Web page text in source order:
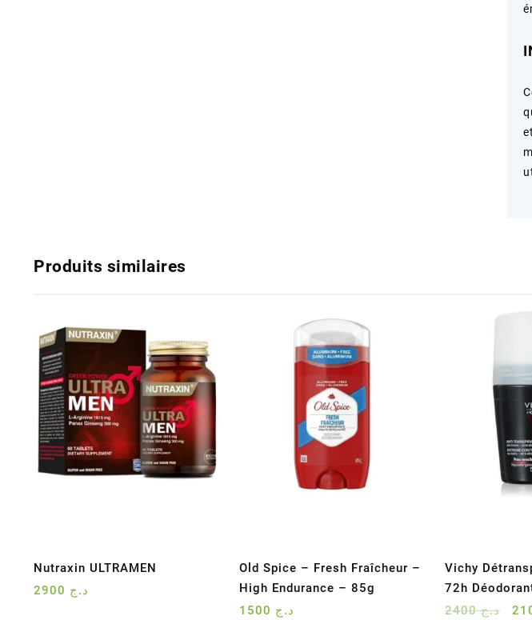
Produits similaires
Nutraxin ULTRAMEN
د.ج
Old Spice – Fresh Fraîcheur –
High Endurance – 85g
د.ج
Vichy
72h
د.ج2400
Le